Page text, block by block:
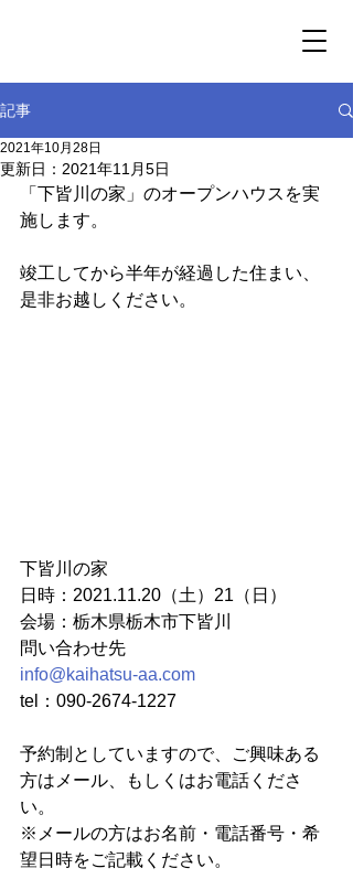
記事
2021年10月28日
更新日： 2021年11月5日
「下皆川の家」のオープンハウスを実
施します。
竣工してから半年が経過した住まい、
是非お越しください。
下皆川の家
日時：2021.11.20（土）21（日）
会場：栃木県栃木市下皆川
問い合わせ先
info@kaihatsu-aa.com
tel：090-2674-1227
予約制としていますので、ご興味ある
方はメール、もしくはお電話くださ
い。
※メールの方はお名前・電話番号・希
望日時をご記載ください。